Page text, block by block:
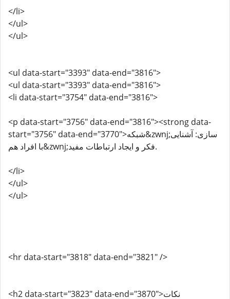
</li>
</ul>
</ul>
<ul data-start="3393" data-end="3816">
<ul data-start="3393" data-end="3816">
<li data-start="3754" data-end="3816">
<p data-start="3756" data-end="3816"><strong data-
start="3756" data-end="3770">شبکه&zwnj;سازی: آشنایی
با افراد هم&zwnj;فکر و ایجاد ارتباطات مفید.
</li>
</ul>
</ul>
<hr data-start="3818" data-end="3821" />
<h2 data-start="3823" data-end="3870">نکات